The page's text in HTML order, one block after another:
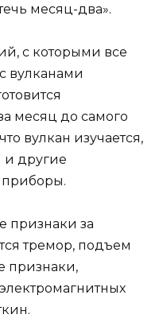
месяц-два».
с которыми все
вулканами
месяц до самого
вулкан изучается,
и другие
приборы.
признаки за
тремор, подъем
признаки,